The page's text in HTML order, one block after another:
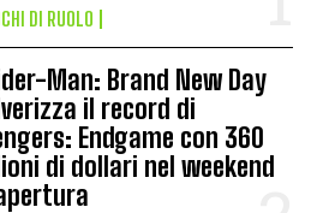
DI RUOLO
Man: Brand New Day
il record di
Endgame con 360
di dollari nel weekend